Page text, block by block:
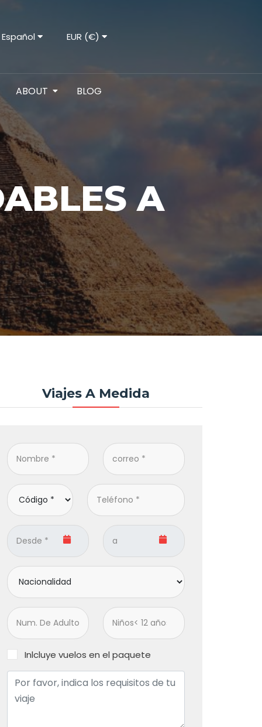
Español EUR (€)
ABOUT BLOG
A
Viajes A Medida
Inlcluye vuelos en el paquete